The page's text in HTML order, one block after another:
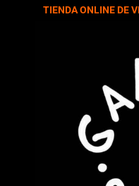
TIENDA ONLINE DE